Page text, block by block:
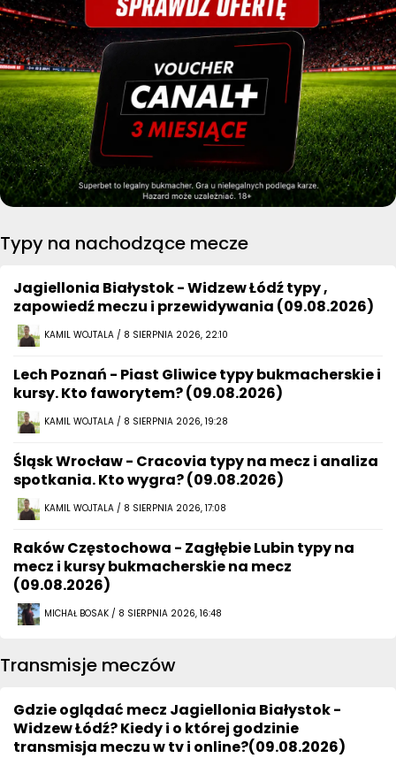
Typy na nachodzące mecze
Jagiellonia Białystok - Widzew Łódź typy ,
zapowiedź meczu i przewidywania (09.08.2026)
KAMIL WOJTALA / 8 SIERPNIA 2026, 22:10
Lech Poznań - Piast Gliwice typy bukmacherskie i
kursy. Kto faworytem? (09.08.2026)
KAMIL WOJTALA / 8 SIERPNIA 2026, 19:28
Śląsk Wrocław - Cracovia typy na mecz i analiza
spotkania. Kto wygra? (09.08.2026)
KAMIL WOJTALA / 8 SIERPNIA 2026, 17:08
Raków Częstochowa - Zagłębie Lubin typy na
mecz i kursy bukmacherskie na mecz
(09.08.2026)
MICHAŁ BOSAK / 8 SIERPNIA 2026, 16:48
Transmisje meczów
Gdzie oglądać mecz Jagiellonia Białystok -
Widzew Łódź? Kiedy i o której godzinie
transmisja meczu w tv i online?(09.08.2026)